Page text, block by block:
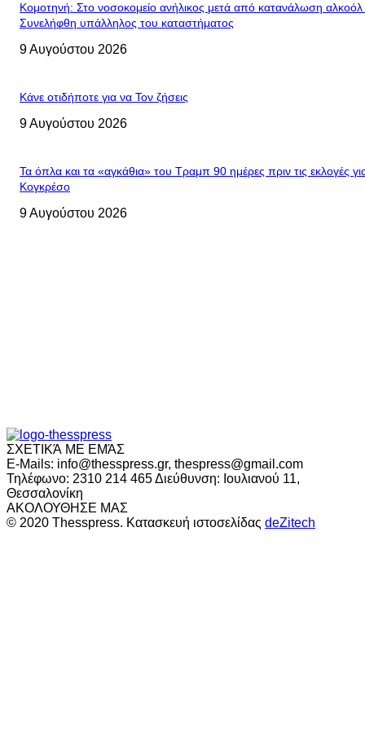
Κομοτηνή: Στο νοσοκομείο ανήλικος μετά από κατανάλωση
Συνελήφθη υπάλληλος του καταστήματος
9 Αυγούστου 2026
Κάνε οτιδήποτε για να Τον ζήσεις
9 Αυγούστου 2026
Τα όπλα και τα «αγκάθια» του Τραμπ 90 ημέρες πριν τις εκλογές
Κογκρέσο
9 Αυγούστου 2026
ΣΧΕΤΙΚΆ ΜΕ ΕΜΆΣ
E-Mails: info@thesspress.gr, thespress@gmail.com
Τηλέφωνο: 2310 214 465 Διεύθυνση: Ιουλιανού 11,
Θεσσαλονίκη
ΑΚΟΛΟΥΘΗΣΕ ΜΑΣ
© 2020 Thesspress. Κατασκευή ιστοσελίδας deZitech